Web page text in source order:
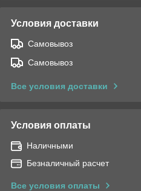
Условия доставки
Самовывоз
Самовывоз
Все условия доставки
Условия оплаты
Наличными
Безналичный расчет
Все условия оплаты